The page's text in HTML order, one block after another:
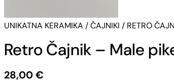
UNIKATNA KERAMIKA /ČAJNIKI / RETRO
Retro Čajnik – Male
28,00€